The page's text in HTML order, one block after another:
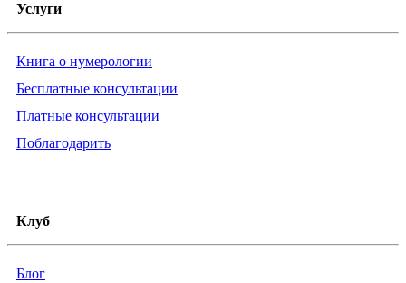
Услуги
Книга о нумерологии
Бесплатные консультации
Платные консультации
Поблагодарить
Клуб
Блог